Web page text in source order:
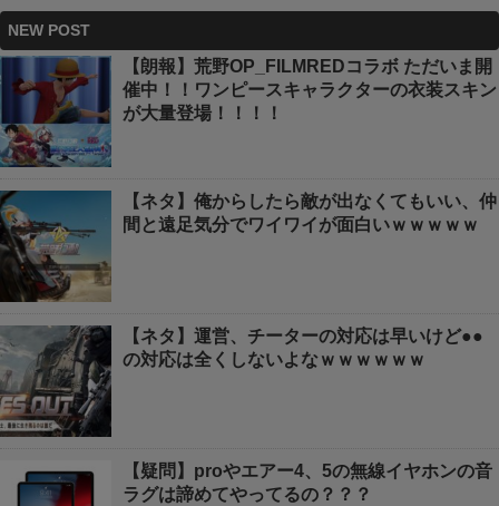
NEW POST
【朗報】荒野OP_FILMREDコラボ ただいま開
催中！！ワンピースキャラクターの衣装スキン
が大量登場！！！！
【ネタ】俺からしたら敵が出なくてもいい、仲
間と遠足気分でワイワイが面白いｗｗｗｗｗ
【ネタ】運営、チーターの対応は早いけど●●
の対応は全くしないよなｗｗｗｗｗｗ
【疑問】proやエアー4、5の無線イヤホンの音
ラグは諦めてやってるの？？？